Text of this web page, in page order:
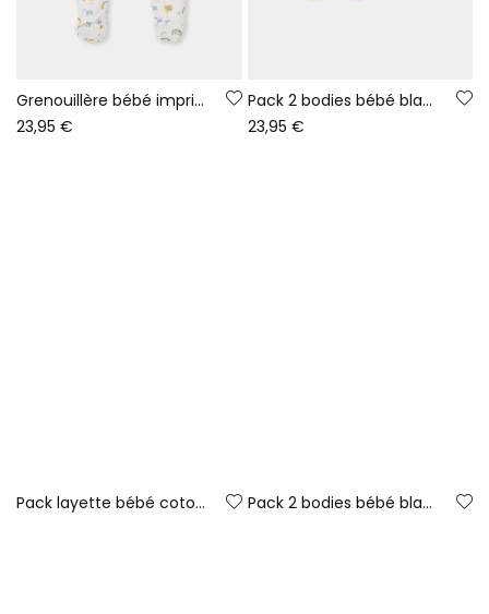
Grenouillère bébé imprimé animaux et arc-en-ciel blanc
23,95 €
Pack 2 bodies bébé blancs imprimé animaux
23,95 €
Pack layette bébé coton imprimé animaux
Pack 2 bodies bébé blanc imprimé hiboux